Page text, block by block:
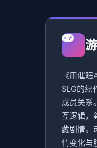
《用催
SLG的续
成员关系
互逻辑，
藏剧情。
情变化与